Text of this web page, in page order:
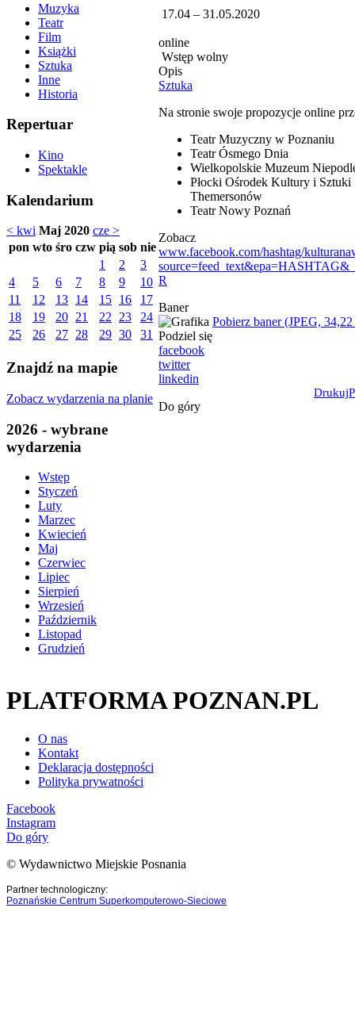
Muzyka
Teatr
Film
Książki
Sztuka
Inne
Historia
Repertuar
Kino
Spektakle
Kalendarium
< kwi Maj 2020 cze >
pon wto śro czw pią sob nie
1
2
3
4
5 6 7 8 9
10
11
12 13 14 15 16
17
18
19 20 21 22 23
24
25
26 27 28 29 30 31
Znajdź na mapie
Zobacz wydarzenia na planie
2026 - wybrane
wydarzenia
Wstęp
Styczeń
Luty
Marzec
Kwiecień
Maj
Czerwiec
Lipiec
Sierpień
Wrzesień
Październik
Listopad
Grudzień
17.04 – 31.05.2020
online
Wstęp wolny
Opis
Sztuka
Na stronie swoje propozycje online
Teatr Muzyczny w Poznaniu
Teatr Ósmego Dnia
Wielkopolskie Muzeum
Płocki Ośrodek Kultury i Sztuki
Themersonów
Teatr Nowy Poznań
Zobacz
www.facebook.com/hashtag/
R
Baner
Pobierz baner (JPEG,
Podziel się
facebook
twitter
linkedin
Drukuj
Do góry
PLATFORMA POZNAN.PL
O nas
Kontakt
Deklaracja dostępności
Polityka prywatności
Facebook
Instagram
Do góry
© Wydawnictwo Miejskie Posnania
Partner technologiczny:
Poznańskie Centrum Superkomputerowo-Sieciowe